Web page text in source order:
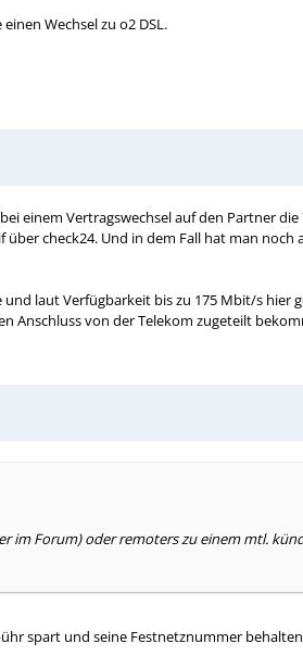
Wechsel zu o2 DSL.
Vertragswechsel auf den Partner
check24. Und in dem Fall hat man
laut Verfügbarkeit bis zu 175 Mbit/s hier
Anschluss von der Telekom zugeteilt
im Forum) oder remoters zu einem mtl.
spart und seine Festnetznummer